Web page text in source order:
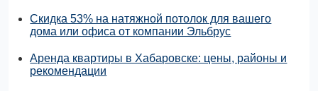
Скидка 53% на натяжной потолок для вашего
дома или офиса от компании Эльбрус
Аренда квартиры в Хабаровске: цены, районы и
рекомендации